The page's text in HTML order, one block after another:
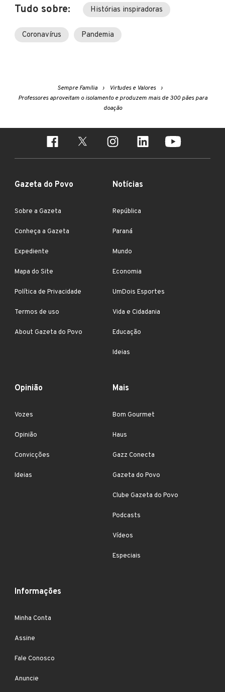
Tudo sobre: Histórias inspiradoras
Coronavírus Pandemia
Sempre Família
Virtudes e Valores
Professores aproveitam o isolamento e produzem mais de 300 pães para
doação
Gazeta do Povo
Sobre a Gazeta
Conheça a Gazeta
Expediente
Mapa do Site
Política de Privacidade
Termos de uso
About Gazeta do Povo
Notícias
República
Paraná
Mundo
Economia
UmDois Esportes
Vida e Cidadania
Educação
Ideias
Opinião
Vozes
Opinião
Convicções
Ideias
Mais
Bom Gourmet
Haus
Gazz Conecta
Gazeta do Povo
Clube Gazeta do Povo
Podcasts
Vídeos
Especiais
Informações
Minha Conta
Assine
Fale Conosco
Anuncie